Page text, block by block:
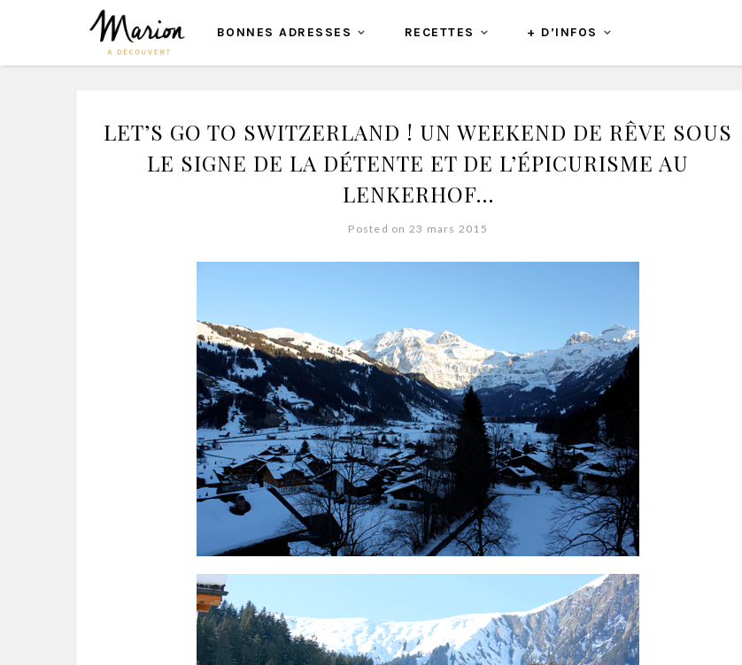
BONNES ADRESSES RECETTES + D’INFOS
LET’S GO TO SWITZERLAND ! UN WEEKEND DE RÊVE SOUS
LE SIGNE DE LA DÉTENTE ET DE L’ÉPICURISME AU
LENKERHOF…
Posted on 23 mars 2015